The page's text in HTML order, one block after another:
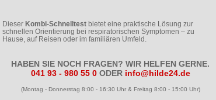
Dieser Kombi-Schnelltest bietet eine praktische Lösung zur
schnellen Orientierung bei respiratorischen Symptomen – zu
Hause, auf Reisen oder im familiären Umfeld.
HABEN SIE NOCH FRAGEN? WIR HELFEN GERNE.
041 93 - 980 55 0 ODER info@hilde24.de
(Montag - Donnerstag 8:00 - 16:30 Uhr & Freitag 8:00 - 15:00 Uhr)